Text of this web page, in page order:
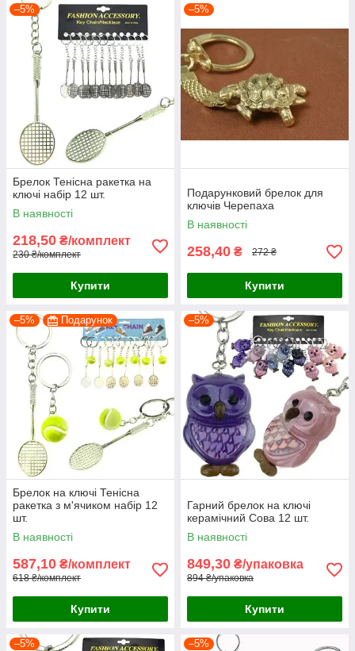
–5%
Брелок Тенісна ракетка на
ключі набір 12 шт.
В наявності
218,50 ₴/комплект
230 ₴/комплект
Купити
–5%
Подарунковий брелок для
ключів Черепаха
В наявності
258,40 ₴ 272 ₴
Купити
–5% Подарунок
Брелок на ключі Тенісна
ракетка з м'ячиком набір 12
шт.
В наявності
587,10 ₴/комплект
618 ₴/комплект
Купити
–5%
Гарний брелок на ключі
керамічний Сова 12 шт.
В наявності
849,30 ₴/упаковка
894 ₴/упаковка
Купити
–5% –5%